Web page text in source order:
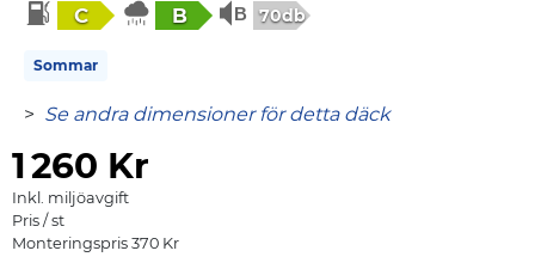
C B 70db
Sommar
> Se andra dimensioner för detta däck
1260 Kr
Inkl. miljöavgift
Pris / st
Monteringspris 370 Kr